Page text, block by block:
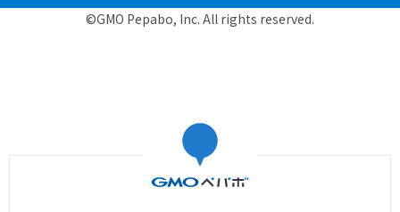
©GMO Pepabo, Inc. All rights reserved.